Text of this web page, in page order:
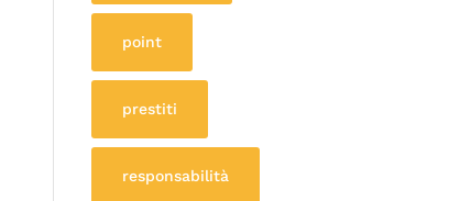
point
prestiti
responsabilità